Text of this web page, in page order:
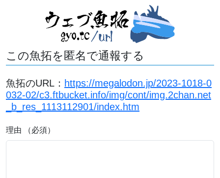
この魚拓を匿名で通報する
魚拓のURL： https://megalodon.jp/2023-1018-0
032-02/c3.ftbucket.info/img/cont/img.2chan.net
_b_res_1113112901/index.htm
理由 （必須）